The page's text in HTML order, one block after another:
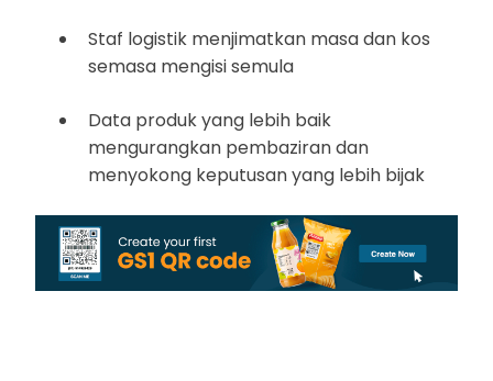
Staf logistik menjimatkan masa dan kos
semasa mengisi semula
Data produk yang lebih baik
mengurangkan pembaziran dan
menyokong keputusan yang lebih bijak